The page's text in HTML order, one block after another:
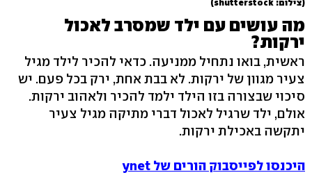
(צילום: shutterstock)
מה עושים עם ילד שמסרב לאכול
ירקות?
ראשית, בואו נתחיל ממניעה. כדאי להכיר לילד מגיל
צעיר מגוון של ירקות. לא בבת אחת, ירק בכל פעם. יש
סיכוי שבצורה בזו הילד ילמד להכיר ולאהוב ירקות.
אולם, ילד שרגיל לאכול דברי מתיקה מגיל צעיר
יתקשה באכילת ירקות.
היכנסו לפייסבוק הורים של ynet